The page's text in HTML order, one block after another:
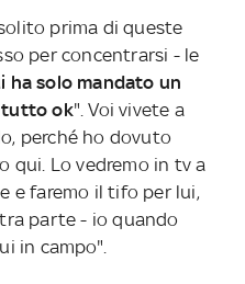
prima di queste
per concentrarsi - le
ha solo mandato un
tutto ok". Voi vivete a
perché ho dovuto
qui. Lo vedremo in tv a
e faremo il tifo per lui,
parte - io quando
in campo".